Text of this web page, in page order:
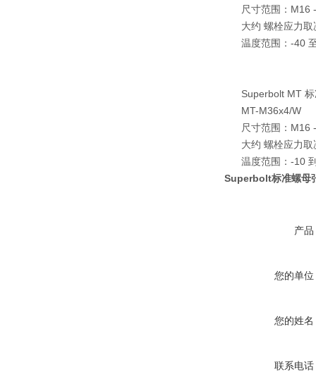
尺寸范围：M16 -
大约 螺栓应力取
温度范围：-40 至
Superbolt MT 标
MT-M36x4/W
尺寸范围：M16 -
大约 螺栓应力取
温度范围：-10 到
Superbolt标准螺母
产品
您的单位
您的姓名
联系电话